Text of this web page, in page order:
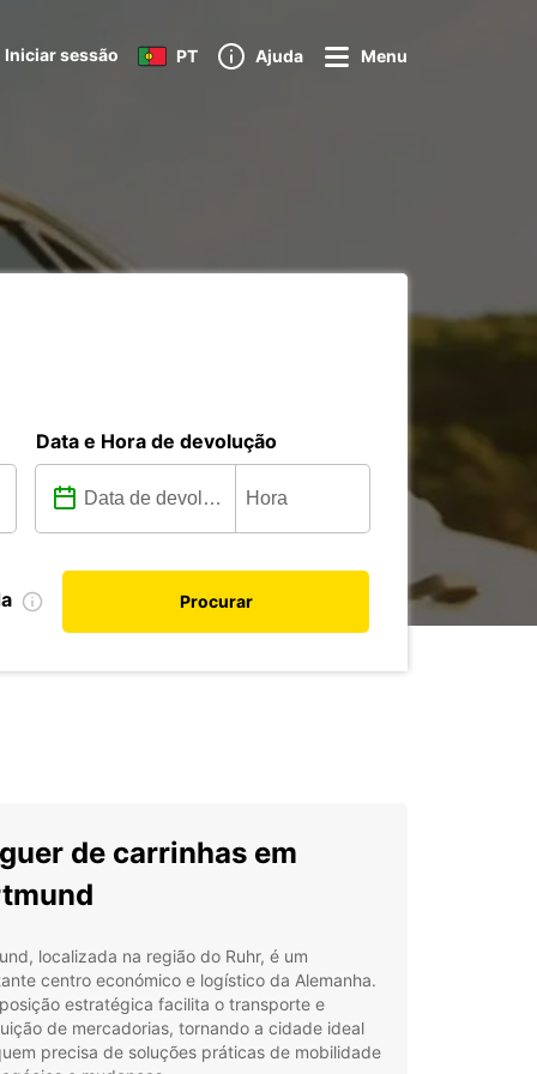
Iniciar sessão PT Ajuda Menu
Data e Hora de devolução
Procurar
de carrinhas em
localizada na região do Ruhr, é um
centro económico e logístico da Alemanha.
estratégica facilita o transporte e
de mercadorias, tornando a cidade ideal
precisa de soluções práticas de mobilidade